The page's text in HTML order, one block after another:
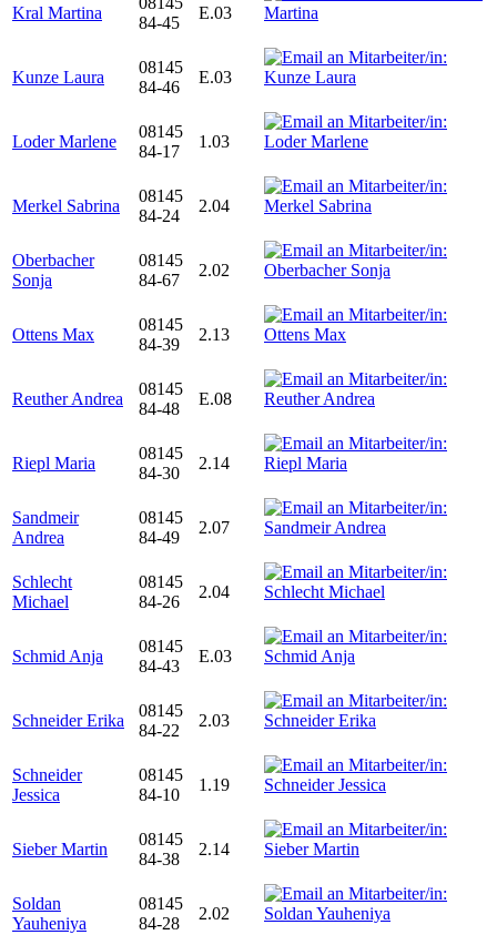
Kral Martina
84-45
E.03
Kunze Laura
08145
84-46
E.03
Loder Marlene
08145
84-17
1.03
Merkel Sabrina
08145
84-24
2.04
Oberbacher
Sonja
08145
84-67
2.02
Ottens Max
08145
84-39
2.13
Reuther Andrea
08145
84-48
E.08
Riepl Maria
08145
84-30
2.14
Sandmeir
Andrea
08145
84-49
2.07
Schlecht
Michael
08145
84-26
2.04
Schmid Anja
08145
84-43
E.03
Schneider Erika
08145
84-22
2.03
Schneider
Jessica
08145
84-10
1.19
Sieber Martin
08145
84-38
2.14
Soldan
Yauheniya
08145
84-28
2.02